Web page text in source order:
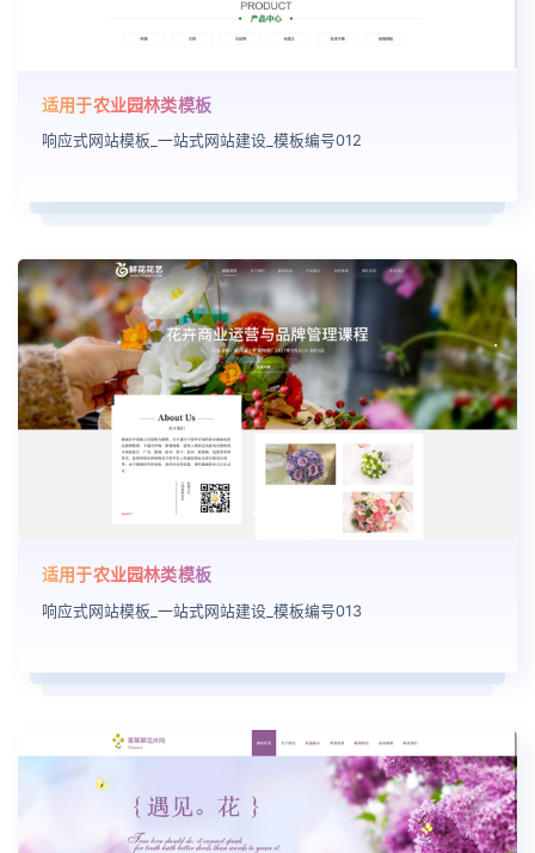
适用于农业园林类模板
响应式网站模板_一站式网站建设_模板编号012
适用于农业园林类模板
响应式网站模板_一站式网站建设_模板编号013